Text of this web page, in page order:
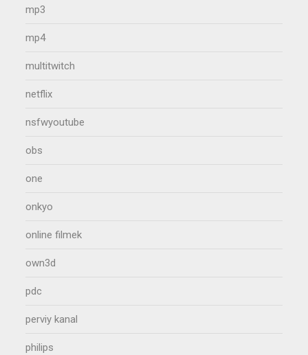
mp3
mp4
multitwitch
netflix
nsfwyoutube
obs
one
onkyo
online filmek
own3d
pdc
perviy kanal
philips